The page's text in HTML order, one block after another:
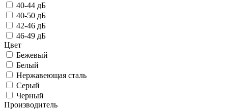
40-44 дБ
40-50 дБ
42-46 дБ
46-49 дБ
Цвет
Бежевый
Белый
Нержавеющая сталь
Серый
Черный
Производитель